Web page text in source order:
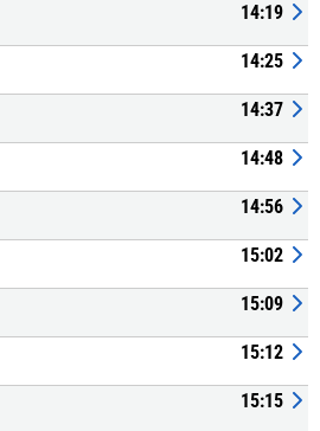
14:19
14:25
14:37
14:48
14:56
15:02
15:09
15:12
15:15